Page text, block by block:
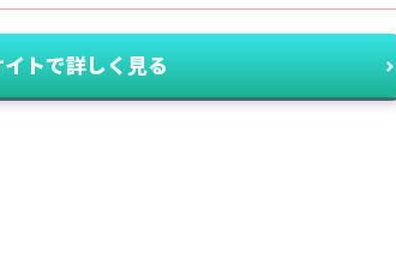
トで詳しく見る